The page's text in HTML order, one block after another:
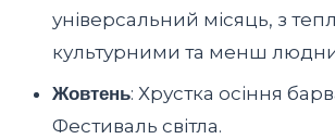
універсальний місяць, з
культурними та менш
Жовтень: Хрустка осіння
Фестиваль світла.